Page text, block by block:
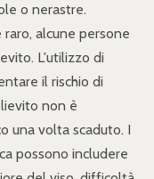
o nerastre.
raro, alcune persone
L'utilizzo di
il rischio di
non è
una volta scaduto. I
possono includere